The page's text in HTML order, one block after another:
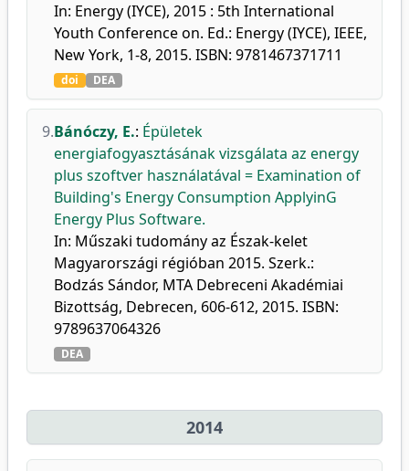
In: Energy (IYCE), 2015 : 5th International
Youth Conference on. Ed.: Energy (IYCE), IEEE,
New York, 1-8, 2015. ISBN: 9781467371711
doi DEA
9.Bánóczy, E.: Épületek
energiafogyasztásának vizsgálata az energy
plus szoftver használatával = Examination of
Building's Energy Consumption ApplyinG
Energy Plus Software.
In: Műszaki tudomány az Észak-kelet
Magyarországi régióban 2015. Szerk.:
Bodzás Sándor, MTA Debreceni Akadémiai
Bizottság, Debrecen, 606-612, 2015. ISBN:
9789637064326
DEA
2014